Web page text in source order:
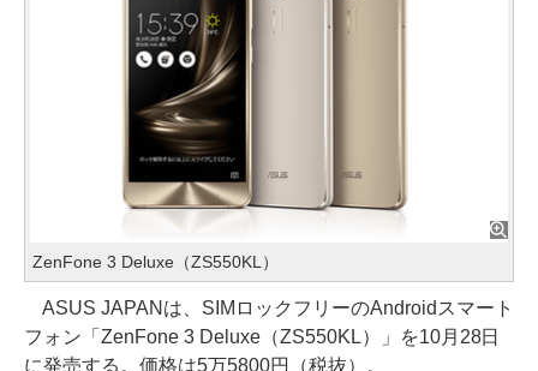
ZenFone 3 Deluxe（ZS550KL）
ASUS JAPANは、SIMロックフリーのAndroidスマート
フォン「ZenFone 3 Deluxe（ZS550KL）」を10月28日
に発売する。価格は5万5800円（税抜）。